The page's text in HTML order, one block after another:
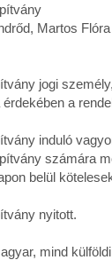
Martos Flóra
jogi személy,
a
induló
számára
belül
nyitott.
mind külföldi